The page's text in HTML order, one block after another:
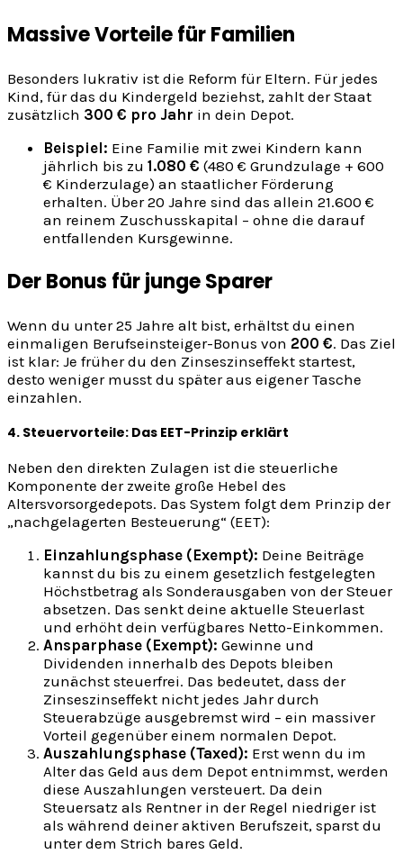
Massive Vorteile für Familien
Besonders lukrativ ist die Reform für Eltern. Für jedes
Kind, für das du Kindergeld beziehst, zahlt der Staat
zusätzlich 300 € pro Jahr in dein Depot.
Beispiel: Eine Familie mit zwei Kindern kann
jährlich bis zu 1.080 € (480 € Grundzulage + 600
€ Kinderzulage) an staatlicher Förderung
erhalten. Über 20 Jahre sind das allein 21.600 €
an reinem Zuschusskapital – ohne die darauf
entfallenden Kursgewinne.
Der Bonus für junge Sparer
Wenn du unter 25 Jahre alt bist, erhältst du einen
einmaligen Berufseinsteiger-Bonus von 200 €. Das Ziel
ist klar: Je früher du den Zinseszinseffekt startest,
desto weniger musst du später aus eigener Tasche
einzahlen.
4. Steuervorteile: Das EET-Prinzip erklärt
Neben den direkten Zulagen ist die steuerliche
Komponente der zweite große Hebel des
Altersvorsorgedepots. Das System folgt dem Prinzip der
„nachgelagerten Besteuerung“ (EET):
Einzahlungsphase (Exempt): Deine Beiträge
kannst du bis zu einem gesetzlich festgelegten
Höchstbetrag als Sonderausgaben von der Steuer
absetzen. Das senkt deine aktuelle Steuerlast
und erhöht dein verfügbares Netto-Einkommen.
Ansparphase (Exempt): Gewinne und
Dividenden innerhalb des Depots bleiben
zunächst steuerfrei. Das bedeutet, dass der
Zinseszinseffekt nicht jedes Jahr durch
Steuerabzüge ausgebremst wird – ein massiver
Vorteil gegenüber einem normalen Depot.
Auszahlungsphase (Taxed): Erst wenn du im
Alter das Geld aus dem Depot entnimmst, werden
diese Auszahlungen versteuert. Da dein
Steuersatz als Rentner in der Regel niedriger ist
als während deiner aktiven Berufszeit, sparst du
unter dem Strich bares Geld.